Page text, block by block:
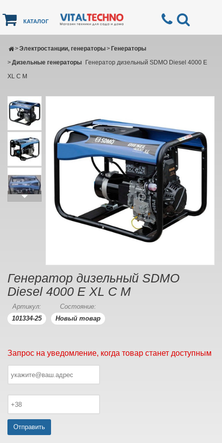
КАТАЛОГ
Электростанции, генераторы
> Генераторы
>
Дизельные генераторы
>
Генератор дизельный SDMO Diesel 4000 E
XL C M
Генератор дизельный SDMO
Diesel 4000 E XL C M
Артикул:
101334-25
Состояние:
Новый товар
Запрос на уведомление, когда товар станет доступным
Отправить